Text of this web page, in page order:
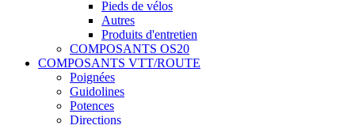
Pieds de vélos
Autres
Produits d'entretien
COMPOSANTS OS20
COMPOSANTS VTT/ROUTE
Poignées
Guidolines
Potences
Directions